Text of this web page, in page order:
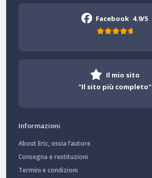
Facebook 4.9/5
Il mio sito
"Il sito più completo"
Informazioni
About Eric, ossia l’autore
Consegna e restituzioni
Termini e condizioni